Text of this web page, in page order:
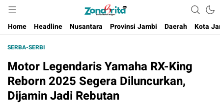
Berita Harian Negeri
Home
Headline Nusantara Provinsi Jambi Daerah Kota
SERBA-SERBI
Motor Legendaris Yamaha RX-King
Reborn 2025 Segera Diluncurkan,
Dijamin Jadi Rebutan